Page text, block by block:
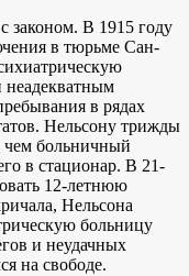
законом. В 1915 году
в тюрьме Сан-
в рядах
Нельсону трижды
чем больничный
в стационар. В 21-
12-летнюю
Нельсона
больницу
и неудачных
на свободе.